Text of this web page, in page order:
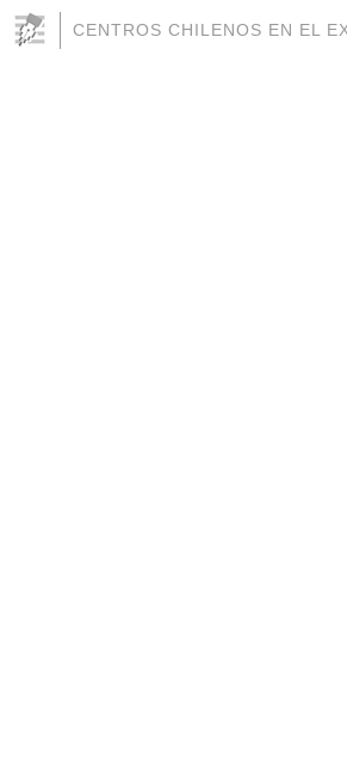
CENTROS CHILENOS EN EL